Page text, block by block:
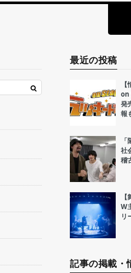
最近の投稿
on
発
報
社
稽
W
リ
記事の掲載・